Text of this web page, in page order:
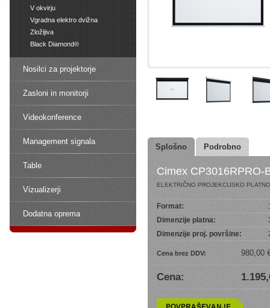
V okvirju
Vgradna elektro dvižna
Zložljiva
Black Diamond®
Nosilci za projektorje
Zasloni in monitorji
Videokonference
Management signala
Table
Vizualizerji
Dodatna oprema
Splošno Podrobno
Cimex CP3016RPRO-
ELEKTRIČNO PROJEKCIJSKO
Format:
Dimenzije platna:
Dimenzije proj. površine:
Cena brez DDV: 980,00
Cena: